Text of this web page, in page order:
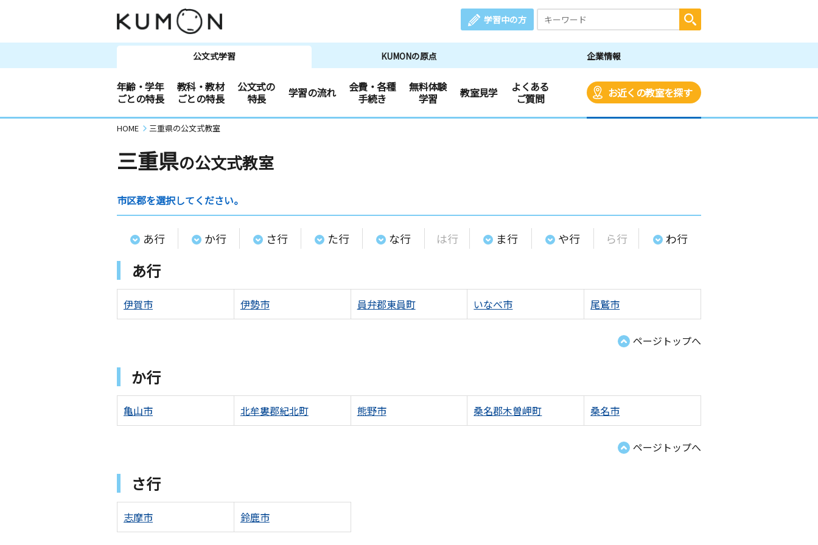
学習中の方
公文式学習 KUMONの原点 企業情報
年齢・学年
ごとの特長
教科・教材
ごとの特長
公文式の
特長
学習の流れ
会費・各種
手続き
無料体験
学習
教室見学
よくある
ご質問
お近くの教室を探す
HOME 三重県の公文式教室
三重県の公文式教室
市区郡を選択してください。
あ行 か行 さ行 た行 な行 は行 ま行 や行 ら行 わ行
あ行
伊賀市 伊勢市 員弁郡東員町 いなべ市 尾鷲市
ページトップへ
か行
亀山市 北牟婁郡紀北町 熊野市 桑名郡木曽岬町 桑名市
ページトップへ
さ行
志摩市 鈴鹿市